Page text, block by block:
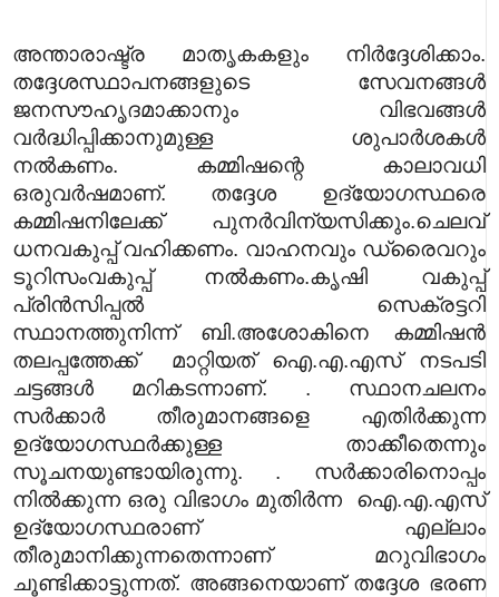
അന്താരാഷ്ട്ര മാതൃകകളും നിർദ്ദേശിക്കാം.
തദ്ദേശസ്ഥാപനങ്ങളുടെ സേവനങ്ങൾ
ജനസൗഹൃദമാക്കാനും വിഭവങ്ങൾ
വർദ്ധിപ്പിക്കാനുമുള്ള ശുപാർശകൾ
നൽകണം. കമ്മിഷന്റെ കാലാവധി
ഒരുവർഷമാണ്. തദ്ദേശ ഉദ്യോഗസ്ഥരെ
കമ്മിഷനിലേക്ക് പുനർവിന്യസിക്കും.ചെലവ്
ധനവകുപ്പ് വഹിക്കണം. വാഹനവും ഡ്രൈവറും
ടൂറിസംവകുപ്പ് നൽകണം.കൃഷി വകുപ്പ്
പ്രിൻസിപ്പൽ സെക്രട്ടറി
സ്ഥാനത്തുനിന്ന് ബി.അശോകിനെ കമ്മിഷൻ
തലപ്പത്തേക്ക് മാറ്റിയത് ഐ.എ.എസ് നടപടി
ചട്ടങ്ങൾ മറികടന്നാണ്. . സ്ഥാനചലനം
സർക്കാർ തീരുമാനങ്ങളെ എതിർക്കുന്ന
ഉദ്യോഗസ്ഥർക്കുള്ള താക്കീതെന്നും
സൂചനയുണ്ടായിരുന്നു. . സർക്കാരിനൊപ്പം
നിൽക്കുന്ന ഒരു വിഭാഗം മുതിർന്ന ഐ.എ.എസ്
ഉദ്യോഗസ്ഥരാണ് എല്ലാം
തീരുമാനിക്കുന്നതെന്നാണ് മറുവിഭാഗം
ചൂണ്ടിക്കാട്ടുന്നത്. അങ്ങനെയാണ് തദ്ദേശ ഭരണ